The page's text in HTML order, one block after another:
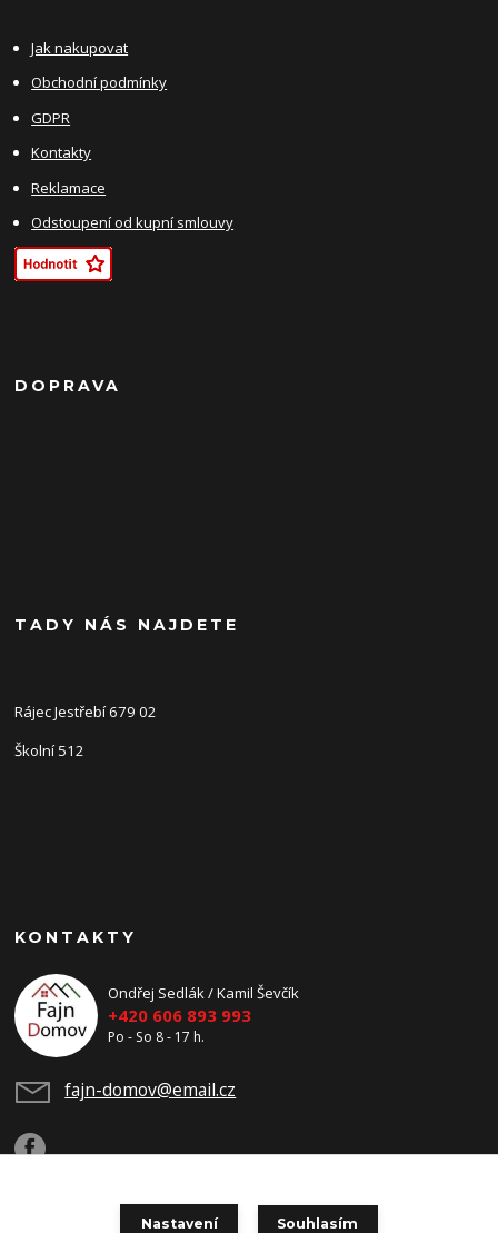
Jak nakupovat
Obchodní podmínky
GDPR
Kontakty
Reklamace
Odstoupení od kupní smlouvy
DOPRAVA
TADY NÁS NAJDETE
Rájec Jestřebí 679 02
Školní 512
KONTAKTY
Ondřej Sedlák / Kamil Ševčík
+420 606 893 993
Po - So 8 - 17 h.
fajn-domov@email.cz
Nastavení Souhlasím